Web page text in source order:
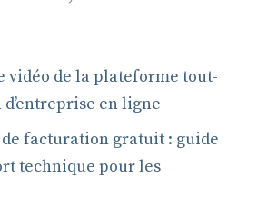
vidéo de la plateforme tout-
en ligne
facturation gratuit : guide
technique pour les